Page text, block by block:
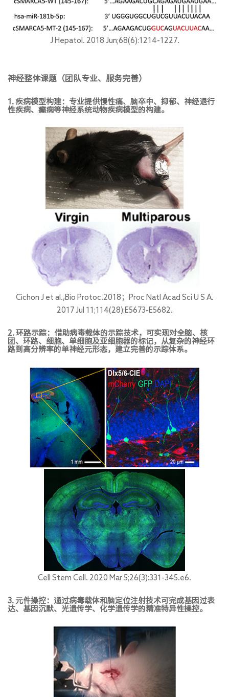
J Hepatol. 2018 Jun;68(6):1214-1227.
神经整体课题（团队专业、服务完善）
1. 疾病模型构建：专业提供慢性痛、脑卒中、抑郁、神经退行
性疾病、癫痫等神经系统动物疾病模型的构建。
Cichon J et al.,Bio Protoc.2018；Proc Natl Acad Sci U S A.
2017 Jul 11;114(28):E5673-E5682.
2. 环路示踪：借助病毒载体的示踪技术，可实现对全脑、核
团、环路、细胞、单细胞及亚细胞器的标记，从复杂的神经环
路到高分辨率的单神经元形态，建立完善的示踪体系。
Cell Stem Cell. 2020 Mar 5;26(3):331-345.e6.
3. 元件操控：通过病毒载体和脑定位注射技术可完成基因过表
达、基因沉默、光遗传学、化学遗传学的精准特异性操控。